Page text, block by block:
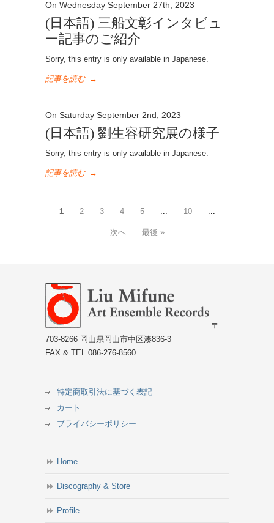
On Wednesday September 27th, 2023
(日本語) 三船文彰インタビュ
ー記事のご紹介
Sorry, this entry is only available in Japanese.
記事を読む →
On Saturday September 2nd, 2023
(日本語) 劉生容研究展の様子
Sorry, this entry is only available in Japanese.
記事を読む →
1 2 3 4 5 ... 10 ...
次へ 最後 »
〒
703-8266 岡山県岡山市中区湊836-3
FAX & TEL 086-276-8560
特定商取引法に基づく表記
カート
プライバシーポリシー
Home
Discography & Store
Profile